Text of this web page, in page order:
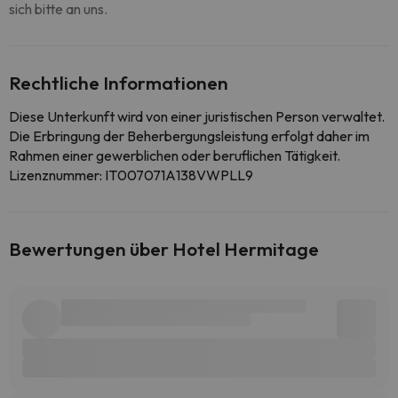
sich bitte an uns.
Rechtliche Informationen
Diese Unterkunft wird von einer juristischen Person verwaltet.
Die Erbringung der Beherbergungsleistung erfolgt daher im
Rahmen einer gewerblichen oder beruflichen Tätigkeit.
Lizenznummer: IT007071A138VWPLL9
Bewertungen über Hotel Hermitage